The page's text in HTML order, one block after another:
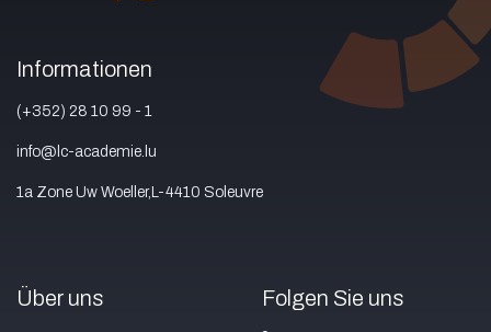
Informationen
(+352) 28 10 99 - 1
info@lc-academie.lu
1a Zone Uw Woeller,L-4410 Soleuvre
Über uns Folgen Sie uns